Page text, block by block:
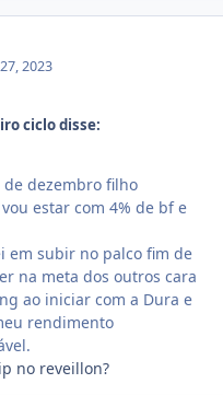
2023
ciclo disse:
dezembro filho
estar com 4% de bf e
em subir no palco fim de
na meta dos outros cara
ao iniciar com a Dura e
rendimento
no reveillon?